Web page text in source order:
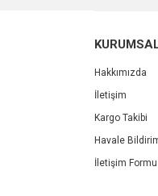
Bu
Hakkımızda
İletişim
Kargo Takibi
Havale
İletişim Formu